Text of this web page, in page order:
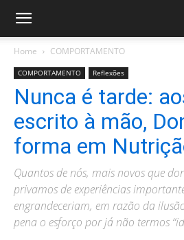
Home COMPORTAMENTO
COMPORTAMENTO Reflexões
Nunca é tarde:
escrito à mão,
forma em
Quantos de nós, mais novos que
privamos de experiências
engrandeceriam, em razão da
pena o esforço por já não termos